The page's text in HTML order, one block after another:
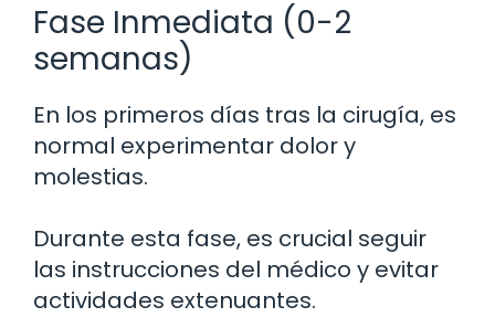
Fase Inmediata (0-2
semanas)
En los primeros días tras la cirugía, es
normal experimentar dolor y
molestias.
Durante esta fase, es crucial seguir
las instrucciones del médico y evitar
actividades extenuantes.